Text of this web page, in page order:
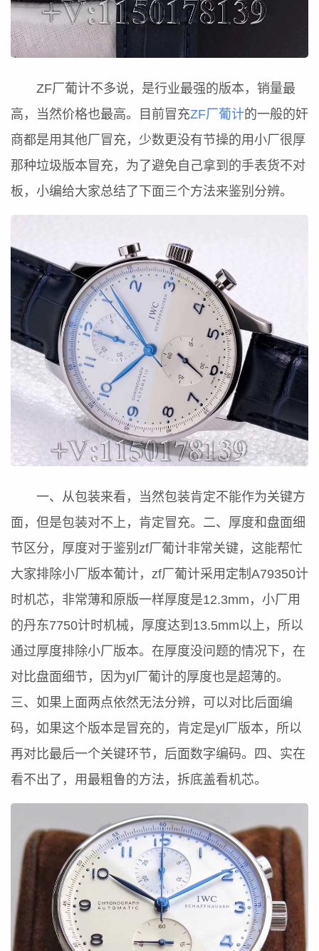
ZF厂葡计不多说，是行业最强的版本，销量最
高，当然价格也最高。目前冒充ZF厂葡计的一般的奸
商都是用其他厂冒充，少数更没有节操的用小厂很厚
那种垃圾版本冒充，为了避免自己拿到的手表货不对
板，小编给大家总结了下面三个方法来鉴别分辨。
一、从包装来看，当然包装肯定不能作为关键方
面，但是包装对不上，肯定冒充。二、厚度和盘面细
节区分，厚度对于鉴别zf厂葡计非常关键，这能帮忙
大家排除小厂版本葡计，zf厂葡计采用定制A79350计
时机芯，非常薄和原版一样厚度是12.3mm，小厂用
的丹东7750计时机械，厚度达到13.5mm以上，所以
通过厚度排除小厂版本。在厚度没问题的情况下，在
对比盘面细节，因为yl厂葡计的厚度也是超薄的。
三、如果上面两点依然无法分辨，可以对比后面编
码，如果这个版本是冒充的，肯定是yl厂版本，所以
再对比最后一个关键环节，后面数字编码。四、实在
看不出了，用最粗鲁的方法，拆底盖看机芯。